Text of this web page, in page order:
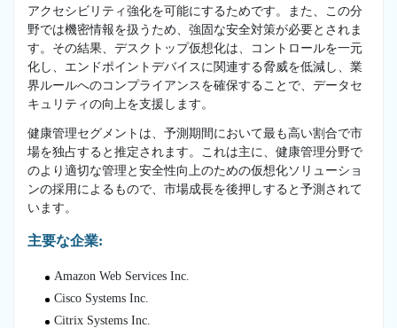
アクセシビリティ強化を可能にするためです。また、この分
野では機密情報を扱うため、強固な安全対策が必要とされま
す。その結果、デスクトップ仮想化は、コントロールを一元
化し、エンドポイントデバイスに関連する脅威を低減し、業
界ルールへのコンプライアンスを確保することで、データセ
キュリティの向上を支援します。
健康管理セグメントは、予測期間において最も高い割合で市
場を独占すると推定されます。これは主に、健康管理分野で
のより適切な管理と安全性向上のための仮想化ソリューショ
ンの採用によるもので、市場成長を後押しすると予測されて
います。
主要な企業:
Amazon Web Services Inc.
Cisco Systems Inc.
Citrix Systems Inc.